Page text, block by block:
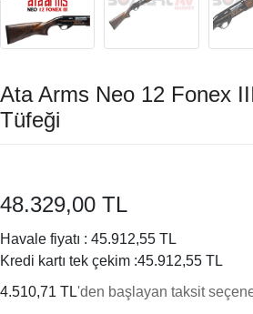
Ata Arms Neo 12 Fonex
Tüfeği
48.329,00 TL
Havale fiyatı : 45.912,55 TL
Kredi kartı tek çekim :45.912,55 TL
4.510,71 TL'den başlayan taksit